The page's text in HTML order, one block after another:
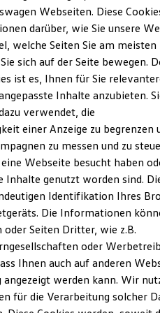
ID. Modelle
Winter
6
und Updates
Ihrem ID.
in Pressig
Es wurde mit
und Automobilen
sämtlicher
wird eröffnet
wurde der
Luftangriffe fast
mit
mit den HENSCHEL
mit Tankstelle am
Süd.
Webseiten. Diese
darüber, wie Sie unsere
welche Seiten Sie am meisten
sich auf der Seite bewegen.
ist es, Ihnen für Sie
Inhalte anzubieten.
verwendet, die
einer Anzeige zu begrenzen
zu messen und zu
Webseite besucht haben
Inhalte genutzt worden sind.
Identifikation Ihres
Die Informationen
Seiten Dritter, wie z.B.
oder
Ihnen auch auf anderen
werden kann. Wir
für die Verarbeitung solcher